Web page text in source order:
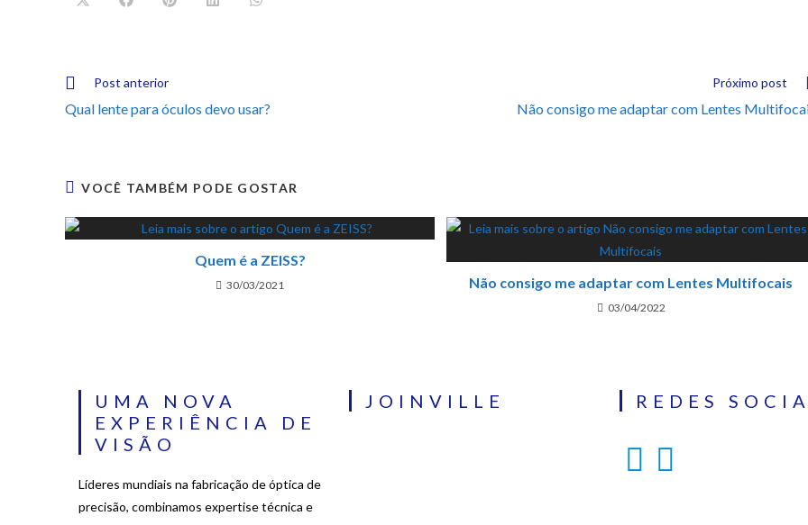
Post anterior
Qual lente para óculos devo usar?
Próximo post
Não consigo me adaptar com Lentes
VOCÊ TAMBÉM PODE GOSTAR
Quem é a ZEISS?
30/03/2021 Não consigo me adaptar com Lentes Multifocais
03/04/2022
UMA NOVA
EXPERIÊNCIA DE
VISÃO
Líderes mundiais na fabricação de óptica de
precisão, combinamos expertise técnica e
JOINVILLE REDES